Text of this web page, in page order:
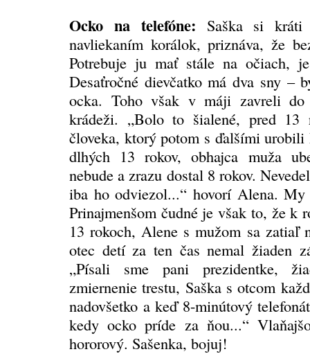
Ocko na telefóne: Saška si kráti
navliekaním korálok, priznáva, že
Potrebuje ju mať stále na očiach,
Desaťročné dievčatko má dva sny –
ocka. Toho však v máji zavreli do
krádeži. „Bolo to šialené, pred 13
človeka, ktorý potom s ďalšími urobili
dlhých 13 rokov, obhajca muža
nebude a zrazu dostal 8 rokov.
iba ho odviezol...“ hovorí Alena. My
Prinajmenšom čudné je však to, že k
13 rokoch, Alene s mužom sa zatiaľ
otec detí za ten čas nemal žiaden
„Písali sme pani prezidentke,
zmiernenie trestu, Saška s otcom
nadovšetko a keď 8-minútový
kedy ocko príde za ňou...“
hororový. Sašenka, bojuj!